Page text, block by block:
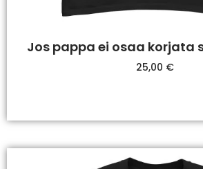
Jos pappa ei osaa korjata
25,00 €